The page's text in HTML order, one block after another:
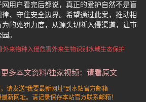
用户看完后都说，真正的爱护自然不是盲
、守住安全边界。希望通过此案，推动相
的处罚力度，从源头切断入侵渠道，让市
。
外来物种入侵危害外来生物识别 水域生态保护
多本文资料/独家视频：请看原文
请发送“我要最新网址”到本站官方邮箱
新网址。请记录保存本站官方联系邮箱！